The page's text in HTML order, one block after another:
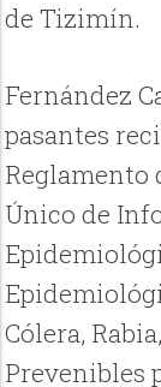
de Tizimín.
Fernández
pasantes
Reglamento
Único de
Cólera,
Prevenibles